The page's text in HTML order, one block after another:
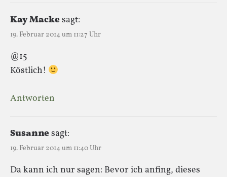
Kay Mackesagt:
19. Februar 2014 um 11:27 Uhr
@15
Köstlich!
Antworten
Susannesagt:
19. Februar 2014 um 11:40 Uhr
Da kann ich nur sagen: Bevor ich anfing, dieses